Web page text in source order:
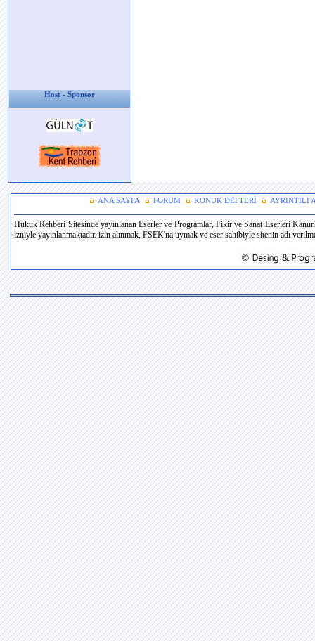
Host - Sponsor
ANA SAYFA FORUM KONUK DEFTERİ AYRINTILI
Hukuk Rehberi Sitesinde yayınlanan Eserler ve Programlar, Fikir ve Sanat Eserleri
izniyle yayınlanmaktadır. izin alınmak, FSEK'na uymak ve eser sahibiyle sitenin adı